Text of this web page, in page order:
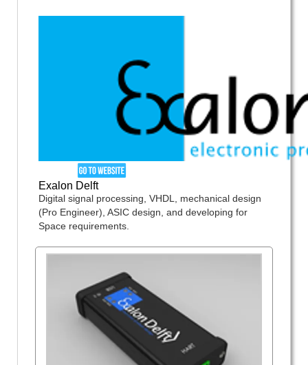
Exalon Delft
Digital signal processing, VHDL, mechanical design
(Pro Engineer), ASIC design, and developing for
Space requirements.